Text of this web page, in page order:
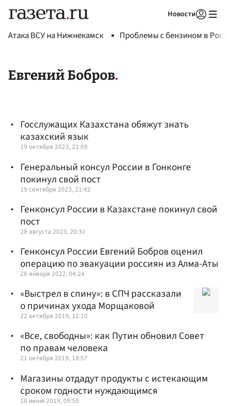
Новости
Атака ВСУ на Нижнекамск Проблемы с бензином в
Евгений Бобров
Госслужащих Казахстана обяжут знать
казахский язык
19 октября 2023, 21:09
Генеральный консул России в Гонконге
покинул свой пост
19 сентября 2023, 21:42
Генконсул России в Казахстане покинул свой
пост
28 августа 2023, 20:31
Генконсул России Евгений Бобров оценил
операцию по эвакуации россиян из Алма-Аты
28 января 2022, 04:24
«Выстрел в спину»: в СПЧ рассказали
о причинах ухода Морщаковой
22 октября 2019, 12:10
«Все, свободны»: как Путин обновил Совет
по правам человека
21 октября 2019, 18:57
Магазины отдадут продукты с истекающим
сроком годности нуждающимся
18 июня 2019, 09:59